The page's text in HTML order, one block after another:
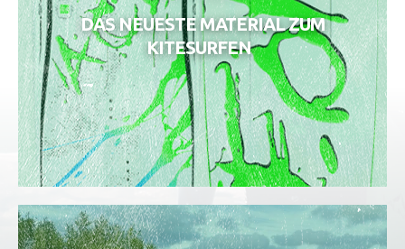
DAS NEUESTE MATERIAL ZUM
KITESURFEN